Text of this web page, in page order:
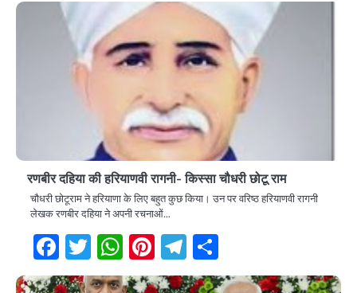
रणबीर दहिया की हरियाणवी रागनी- किस्सा चौधरी छोटू राम
चौधरी छोटूराम ने हरियाणा के लिए बहुत कुछ किया। उन पर वरिष्ठ हरियाणवी रागनी
लेखक रणबीर दहिया ने अपनी रचनाओं…
Facebook
Twitter
WhatsApp
Pinterest
Telegram